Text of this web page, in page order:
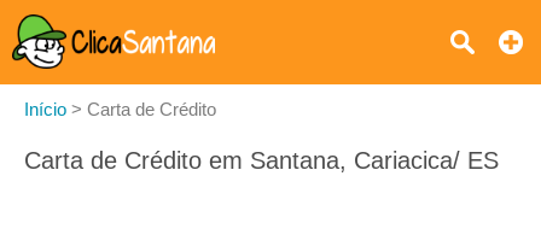
Início > Carta de Crédito
Carta de Crédito em Santana, Cariacica/ ES